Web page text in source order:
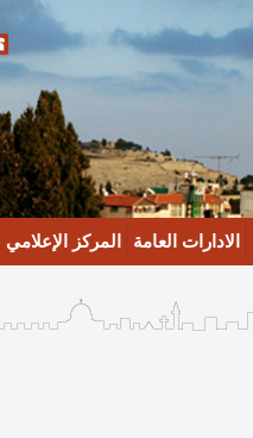
الادارات العامة المركز الإعلامي